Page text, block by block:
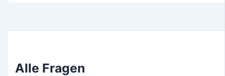
Alle Fragen